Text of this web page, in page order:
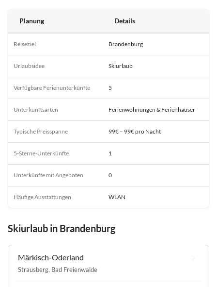
Planung Details
Reiseziel Brandenburg
Urlaubsidee Skiurlaub
Verfügbare Ferienunterkünfte 5
Unterkunftsarten Ferienwohnungen & Ferienhäuser
Typische Preisspanne 99€ – 99€ pro Nacht
5-Sterne-Unterkünfte 1
Unterkünfte mit Angeboten 0
Häufige Ausstattungen WLAN
Skiurlaub in Brandenburg
Märkisch-Oderland
Strausberg, Bad Freienwalde